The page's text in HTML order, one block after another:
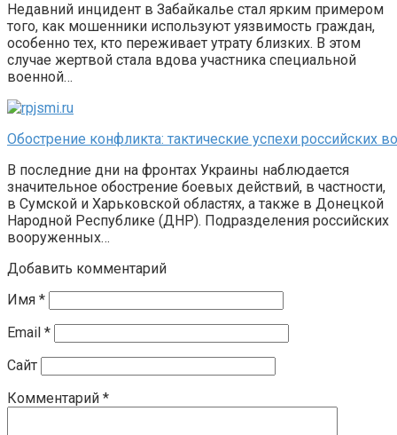
Недавний инцидент в Забайкалье стал ярким примером
того, как мошенники используют уязвимость граждан,
особенно тех, кто переживает утрату близких. В этом
случае жертвой стала вдова участника специальной
военной…
Обострение конфликта: тактические успехи российских
В последние дни на фронтах Украины наблюдается
значительное обострение боевых действий, в частности,
в Сумской и Харьковской областях, а также в Донецкой
Народной Республике (ДНР). Подразделения российских
вооруженных…
Добавить комментарий
Имя *
Email *
Сайт
Комментарий *